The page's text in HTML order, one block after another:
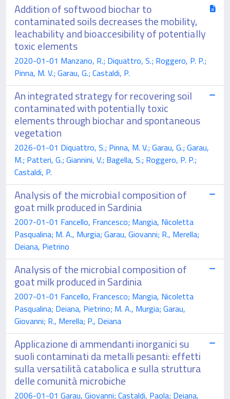
Addition of softwood biochar to
contaminated soils decreases the mobility,
leachability and bioaccesibility of potentially
toxic elements
2020-01-01 Manzano, R.; Diquattro, S.; Roggero, P. P.;
Pinna, M. V.; Garau, G.; Castaldi, P.
An integrated strategy for recovering soil
contaminated with potentially toxic
elements through biochar and spontaneous
vegetation
2026-01-01 Diquattro, S.; Pinna, M. V.; Garau, G.; Garau,
M.; Patteri, G.; Giannini, V.; Bagella, S.; Roggero, P. P.;
Castaldi, P.
Analysis of the microbial composition of
goat milk produced in Sardinia
2007-01-01 Fancello, Francesco; Mangia, Nicoletta
Pasqualina; M. A., Murgia; Garau, Giovanni; R., Merella;
Deiana, Pietrino
Analysis of the microbial composition of
goat milk produced in Sardinia
2007-01-01 Fancello, Francesco; Mangia, Nicoletta
Pasqualina; Deiana, Pietrino; M. A., Murgia; Garau,
Giovanni; R., Merella; P., Deiana
Applicazione di ammendanti inorganici su
suoli contaminati da metalli pesanti: effetti
sulla versatilità catabolica e sulla struttura
delle comunità microbiche
2006-01-01 Garau, Giovanni; Castaldi, Paola; Deiana,